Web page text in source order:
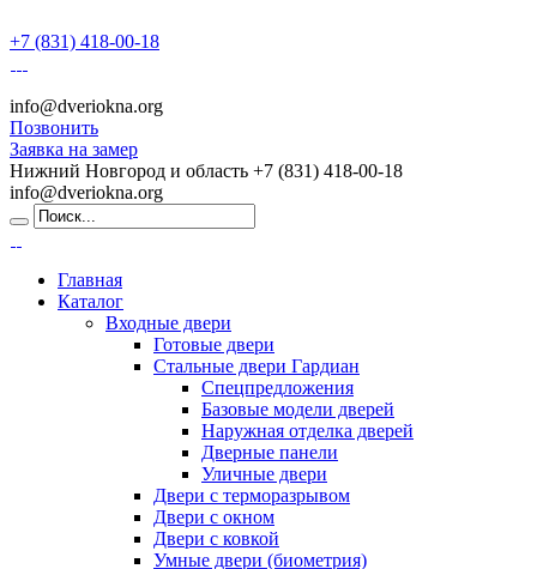
+7 (831) 418-00-18
info@dveriokna.org
Позвонить
Заявка на замер
Нижний Новгород и область +7 (831) 418-00-18
info@dveriokna.org
Главная
Каталог
Входные двери
Готовые двери
Стальные двери Гардиан
Спецпредложения
Базовые модели дверей
Наружная отделка дверей
Дверные панели
Уличные двери
Двери с терморазрывом
Двери с окном
Двери с ковкой
Умные двери (биометрия)